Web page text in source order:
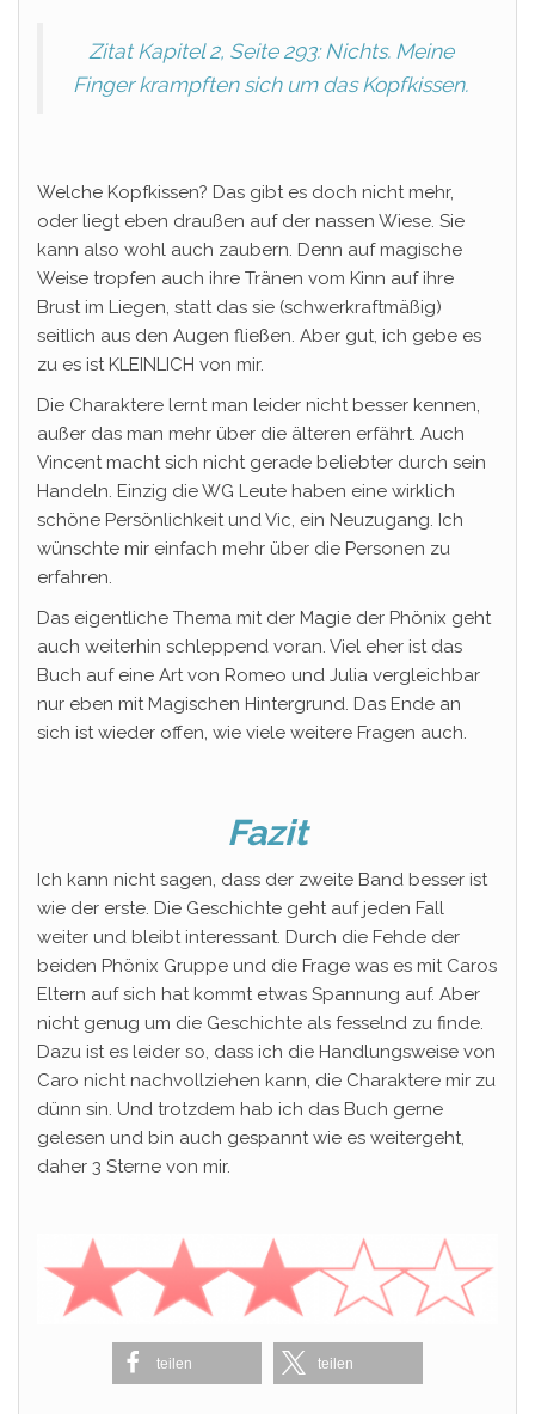
Zitat Kapitel 2, Seite 293: Nichts. Meine
Finger krampften sich um das Kopfkissen.
Welche Kopfkissen? Das gibt es doch nicht mehr,
oder liegt eben draußen auf der nassen Wiese. Sie
kann also wohl auch zaubern. Denn auf magische
Weise tropfen auch ihre Tränen vom Kinn auf ihre
Brust im Liegen, statt das sie (schwerkraftmäßig)
seitlich aus den Augen fließen. Aber gut, ich gebe es
zu es ist KLEINLICH von mir.
Die Charaktere lernt man leider nicht besser kennen,
außer das man mehr über die älteren erfährt. Auch
Vincent macht sich nicht gerade beliebter durch sein
Handeln. Einzig die WG Leute haben eine wirklich
schöne Persönlichkeit und Vic, ein Neuzugang. Ich
wünschte mir einfach mehr über die Personen zu
erfahren.
Das eigentliche Thema mit der Magie der Phönix geht
auch weiterhin schleppend voran. Viel eher ist das
Buch auf eine Art von Romeo und Julia vergleichbar
nur eben mit Magischen Hintergrund. Das Ende an
sich ist wieder offen, wie viele weitere Fragen auch.
Fazit
Ich kann nicht sagen, dass der zweite Band besser ist
wie der erste. Die Geschichte geht auf jeden Fall
weiter und bleibt interessant. Durch die Fehde der
beiden Phönix Gruppe und die Frage was es mit Caros
Eltern auf sich hat kommt etwas Spannung auf. Aber
nicht genug um die Geschichte als fesselnd zu finde.
Dazu ist es leider so, dass ich die Handlungsweise von
Caro nicht nachvollziehen kann, die Charaktere mir zu
dünn sin. Und trotzdem hab ich das Buch gerne
gelesen und bin auch gespannt wie es weitergeht,
daher 3 Sterne von mir.
teilen teilen